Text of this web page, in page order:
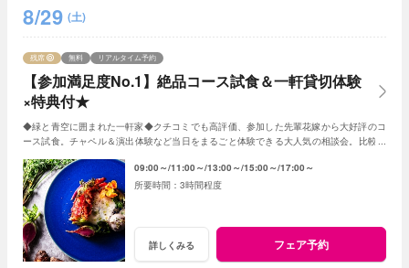
8/29 (土)
【参加満足度No.1】絶品コース試食＆一軒貸切体験
×特典付★
残席 無料 リアルタイム予約
◆緑と青空に囲まれた一軒家◆クチコミでも高評価、参加した先輩花嫁から大好評のコ
ース試食。チャペル＆演出体験など当日をまるごと体験できる大人気の相談会。比較用
09:00～ 11:00～ 13:00～ 15:00～ 17:00～
3時間程度
詳しくみる フェア予約